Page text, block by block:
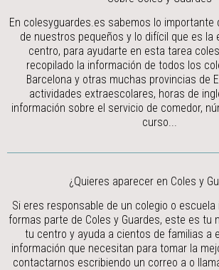
En colesyguardes.es sabemos lo importante
de nuestros pequeños y lo difícil que es la
centro, para ayudarte en esta tarea
recopilado la información de todos los
Barcelona y otras muchas provincias de
actividades extraescolares, horas de
información sobre el servicio de comedor,
curso...
¿Quieres aparecer en Coles y
Si eres responsable de un colegio o
formas parte de Coles y Guardes, este es tu
tu centro y ayuda a cientos de familias a
información que necesitan para tomar la
contactarnos escribiendo un correo a o